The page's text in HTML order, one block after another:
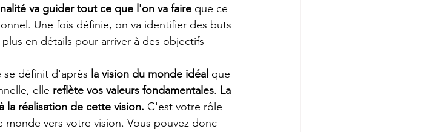
va guider tout ce que l'on va faire que ce
Une fois définie, on va identifier des buts
en détails pour arriver à des objectifs
se définit d'après la vision du monde idéal que
elle reflète vos valeurs fondamentales. La
la réalisation de cette vision. C'est votre rôle
vers votre vision. Vous pouvez donc